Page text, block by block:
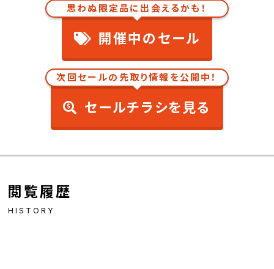
思わぬ限定品に出会えるかも！
開催中のセール
次回セールの先取り情報を公開中！
セールチラシを見る
閲覧履歴
HISTORY